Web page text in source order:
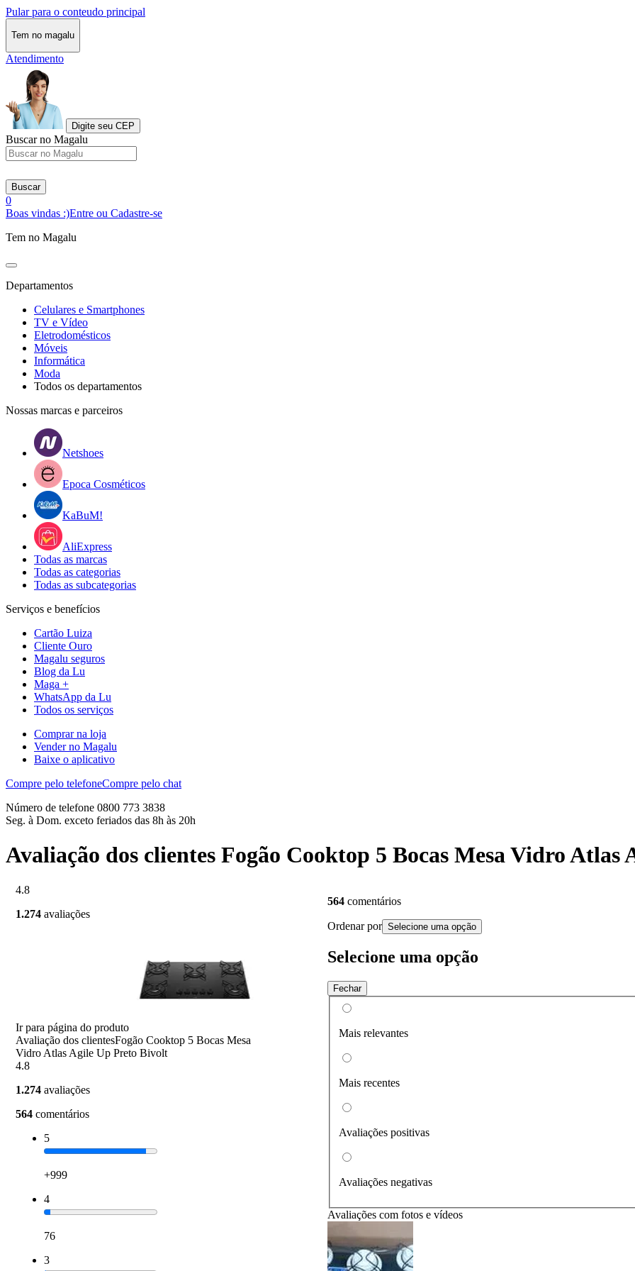
Pular para o conteudo principal
Tem no magalu
Atendimento
Digite seu CEP
Buscar no Magalu
Buscar
0
Boas vindas :)Entre ou Cadastre-se
Tem no Magalu
Departamentos
Celulares e Smartphones
TV e Vídeo
Eletrodomésticos
Móveis
Informática
Moda
Todos os departamentos
Nossas marcas e parceiros
Netshoes
Epoca Cosméticos
KaBuM!
AliExpress
Todas as marcas
Todas as categorias
Todas as subcategorias
Serviços e benefícios
Cartão Luiza
Cliente Ouro
Magalu seguros
Blog da Lu
Maga +
WhatsApp da Lu
Todos os serviços
Comprar na loja
Vender no Magalu
Baixe o aplicativo
Compre pelo telefoneCompre pelo chat
Número de telefone 0800 773 3838
Seg. à Dom. exceto feriados das 8h às 20h
Avaliação dos clientes Fogão Cooktop 5 Bocas Mesa Vidro
4.8
1.274 avaliações
Ir para página do produto
Avaliação dos clientesFogão Cooktop 5 Bocas Mesa
Vidro Atlas Agile Up Preto Bivolt
4.8
1.274 avaliações
564 comentários
5
+999
4
76
3
564 comentários
Ordenar por Selecione uma opção
Selecione uma opção
Fechar
Mais relevantes
Mais recentes
Avaliações positivas
Avaliações negativas
Avaliações com fotos e vídeos